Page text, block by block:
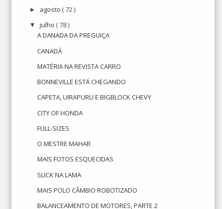
► agosto ( 72 )
▼ julho ( 78 )
A DANADA DA PREGUIÇA
CANADÁ
MATÉRIA NA REVISTA CARRO
BONNEVILLE ESTÁ CHEGANDO
CAPETA, UIRAPURU E BIGBLOCK CHEVY
CITY OF HONDA
FULL-SIZES
O MESTRE MAHAR
MAIS FOTOS ESQUECIDAS
SLICK NA LAMA
MAIS POLO CÂMBIO ROBOTIZADO
BALANCEAMENTO DE MOTORES, PARTE 2